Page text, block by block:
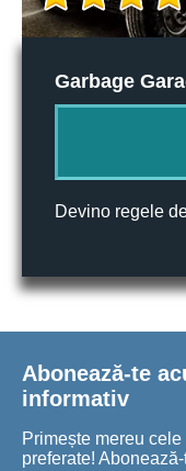
Garbage
Devino regele
Abonează-te
informativ
Primește mereu
preferate!